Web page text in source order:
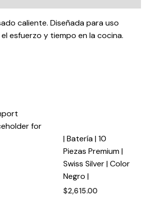
caliente. Diseñada para uso
esfuerzo y tiempo en la cocina.
| Batería | 10
Piezas Premium |
Swiss Silver | Color
Negro |
$2,615.00